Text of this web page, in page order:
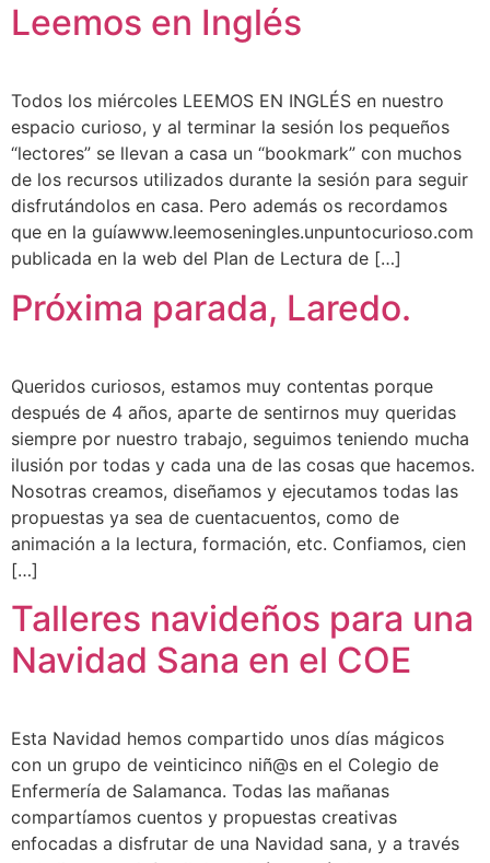
Leemos en Inglés
Todos los miércoles LEEMOS EN INGLÉS en nuestro
espacio curioso, y al terminar la sesión los pequeños
“lectores” se llevan a casa un “bookmark” con muchos
de los recursos utilizados durante la sesión para seguir
disfrutándolos en casa. Pero además os recordamos
que en la guíawww.leemoseningles.unpuntocurioso.com
publicada en la web del Plan de Lectura de […]
Próxima parada, Laredo.
Queridos curiosos, estamos muy contentas porque
después de 4 años, aparte de sentirnos muy queridas
siempre por nuestro trabajo, seguimos teniendo mucha
ilusión por todas y cada una de las cosas que hacemos.
Nosotras creamos, diseñamos y ejecutamos todas las
propuestas ya sea de cuentacuentos, como de
animación a la lectura, formación, etc. Confiamos, cien
[…]
Talleres navideños para una
Navidad Sana en el COE
Esta Navidad hemos compartido unos días mágicos
con un grupo de veinticinco niñ@s en el Colegio de
Enfermería de Salamanca. Todas las mañanas
compartíamos cuentos y propuestas creativas
enfocadas a disfrutar de una Navidad sana, y a través